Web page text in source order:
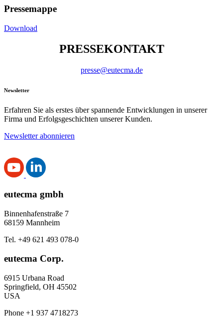
Pressemappe
Download
PRESSEKONTAKT
presse@eutecma.de
Newsletter
Erfahren Sie als erstes über spannende Entwicklungen in unserer
Firma und Erfolgsgeschichten unserer Kunden.
Newsletter abonnieren
eutecma gmbh
Binnenhafenstraße 7
68159 Mannheim
Tel. +49 621 493 078-0
eutecma Corp.
6915 Urbana Road
Springfield, OH 45502
USA
Phone +1 937 4718273